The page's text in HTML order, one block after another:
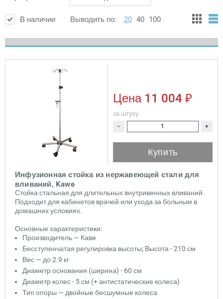
В наличии Выводить по: 20 40 100
Инфузионная стойка из нержавеющей стали для
вливаний, Kawe
Стойка стальная для длительных внутривенных вливаний.
Подходит для кабинетов врачей или ухода за больным в
домашних условиях.
Основные характеристики:
Производитель — Каве
Бесступенчатая регулировка высоты; Высота - 210 см
Вес — до 2.9 кг
Диаметр основания (ширина) - 60 см
Диаметр колес - 5 см (+ антистатические колеса)
Тип опоры — двойные бесшумные колеса
Цена 11 004 ₽
за штуку
- +
Купить